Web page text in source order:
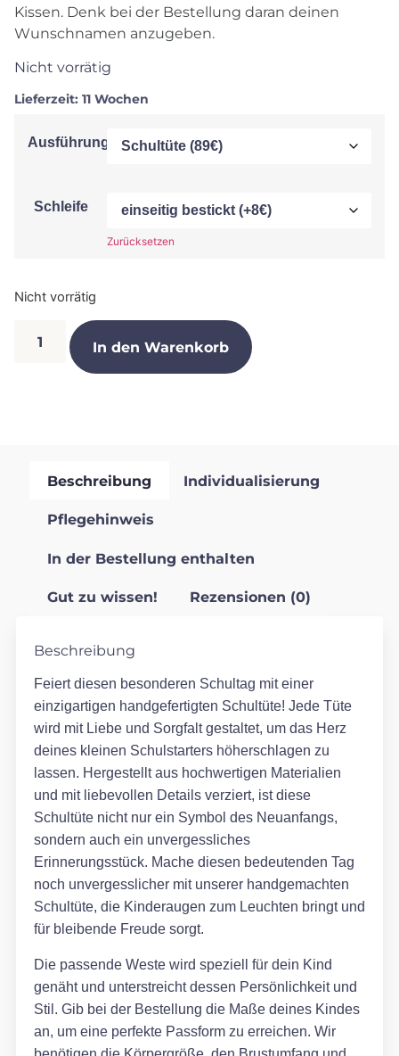
Kissen. Denk bei der Bestellung daran deinen
Wunschnamen anzugeben.
Nicht vorrätig
Lieferzeit: 11 Wochen
Ausführung
Schleife
Zurücksetzen
Nicht vorrätig
In den Warenkorb
Beschreibung Individualisierung
Pflegehinweis
In der Bestellung enthalten
Gut zu wissen! Rezensionen (0)
Beschreibung
Feiert diesen besonderen Schultag mit einer
einzigartigen handgefertigten Schultüte! Jede Tüte
wird mit Liebe und Sorgfalt gestaltet, um das Herz
deines kleinen Schulstarters höherschlagen zu
lassen. Hergestellt aus hochwertigen Materialien
und mit liebevollen Details verziert, ist diese
Schultüte nicht nur ein Symbol des Neuanfangs,
sondern auch ein unvergessliches
Erinnerungsstück. Mache diesen bedeutenden Tag
noch unvergesslicher mit unserer handgemachten
Schultüte, die Kinderaugen zum Leuchten bringt und
für bleibende Freude sorgt.
Die passende Weste wird speziell für dein Kind
genäht und unterstreicht dessen Persönlichkeit und
Stil. Gib bei der Bestellung die Maße deines Kindes
an, um eine perfekte Passform zu erreichen. Wir